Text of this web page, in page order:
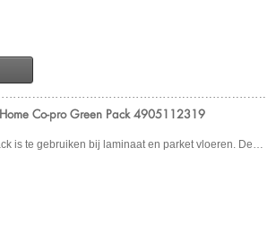
Co-pro Green Pack 4905112319
is te gebruiken bij laminaat en parket vloeren. De…